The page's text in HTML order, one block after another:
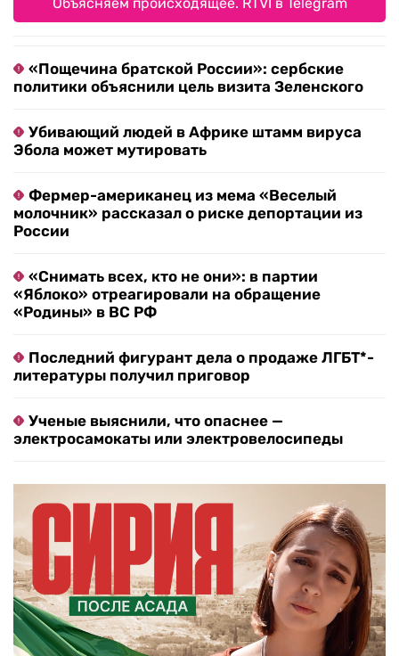
«Пощечина братской России»: сербские
политики объяснили цель визита Зеленского
Убивающий людей в Африке штамм вируса
Эбола может мутировать
Фермер-американец из мема «Веселый
молочник» рассказал о риске депортации из
России
«Снимать всех, кто не они»: в партии
«Яблоко» отреагировали на обращение
«Родины» в ВС РФ
Последний фигурант дела о продаже ЛГБТ*-
литературы получил приговор
Ученые выяснили, что опаснее —
электросамокаты или электровелосипеды